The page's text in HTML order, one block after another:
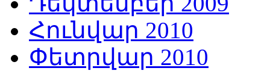
Հունվար 2010
Փետրվար 2010